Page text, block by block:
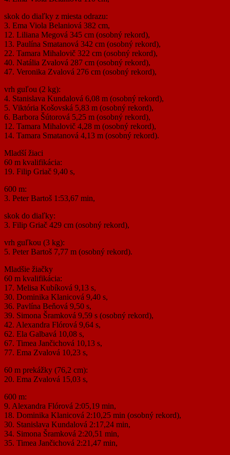
skok do diaľky z miesta odrazu:
3. Ema Viola Belaniová 382 cm,
12. Liliana Megová 345 cm (osobný rekord),
13. Paulína Smatanová 342 cm (osobný rekord),
22. Tamara Mihalovič 322 cm (osobný rekord),
40. Natália Zvalová 287 cm (osobný rekord),
47. Veronika Zvalová 276 cm (osobný rekord),
vrh guľou (2 kg):
4. Stanislava Kundalová 6,08 m (osobný rekord),
5. Viktória Košovská 5,83 m (osobný rekord),
6. Barbora Šútorová 5,25 m (osobný rekord),
12. Tamara Mihalovič 4,28 m (osobný rekord),
14. Tamara Smatanová 4,13 m (osobný rekord).
Mladší žiaci
60 m kvalifikácia:
19. Filip Griač 9,40 s,
600 m:
3. Peter Bartoš 1:53,67 min,
skok do diaľky:
3. Filip Griač 429 cm (osobný rekord),
vrh guľkou (3 kg):
5. Peter Bartoš 7,77 m (osobný rekord).
Mladšie žiačky
60 m kvalifikácia:
17. Melisa Kubíková 9,13 s,
30. Dominika Klanicová 9,40 s,
36. Pavlína Beňová 9,50 s,
39. Simona Šramková 9,59 s (osobný rekord),
42. Alexandra Flórová 9,64 s,
62. Ela Galbavá 10,08 s,
67. Timea Jančichová 10,13 s,
77. Ema Zvalová 10,23 s,
60 m prekážky (76,2 cm):
20. Ema Zvalová 15,03 s,
600 m:
9. Alexandra Flórová 2:05,19 min,
18. Dominika Klanicová 2:10,25 min (osobný rekord),
30. Stanislava Kundalová 2:17,24 min,
34. Simona Šramková 2:20,51 min,
35. Timea Jančichová 2:21,47 min,